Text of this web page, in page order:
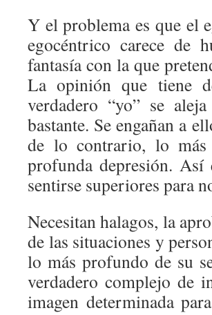
Y el problema es que el
egocéntrico carece de
fantasía con la que
La opinión que tiene
verdadero “yo” se
bastante. Se engañan a
de lo contrario, lo más
profunda depresión.
sentirse superiores para
Necesitan halagos, la
de las situaciones y
lo más profundo de su
verdadero complejo de
imagen determinada